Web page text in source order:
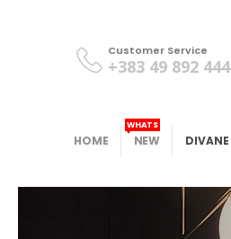
Customer Service
+383 49 892 444
HOME NEW
WHATS
DIVANE